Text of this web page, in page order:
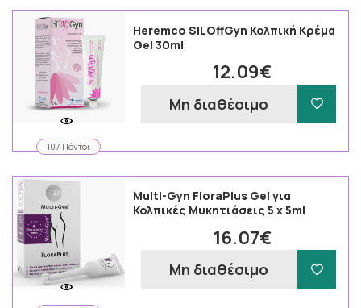
107 Πόντοι
Heremco SILOffGyn Κολπική Κρέμα
Gel 30ml
12.09€
Μη διαθέσιμο
Multi-Gyn FloraPlus Gel για
Κολπικές Μυκητιάσεις 5 x 5ml
16.07€
Μη διαθέσιμο